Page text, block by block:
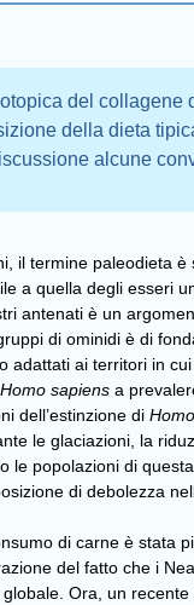
del
della dieta
alcune
il termine paleodieta
a quella degli esseri
antenati è un
di ominidi è di
adattati ai territori in
Homo sapiensa
dell’estinzione di
le glaciazioni, la
le popolazioni di
di debolezza
di carne è stata
del fatto che i
Ora, un